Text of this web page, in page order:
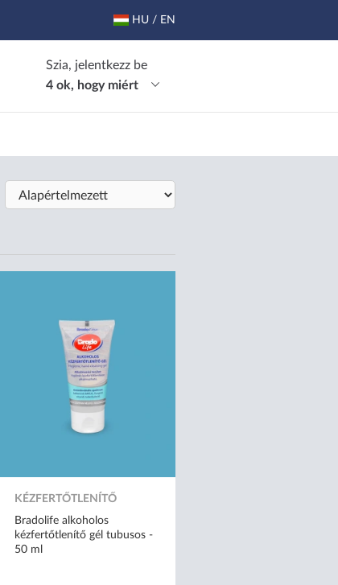
HU / EN
Szia, jelentkezz be
4 ok, hogy miért
KÉZFERTŐTLENÍTŐ
Bradolife alkoholos
kézfertőtlenítő gél tubusos -
50 ml